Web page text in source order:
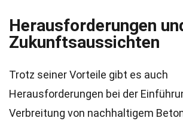
Herausforderungen
Zukunftsaussichten
Trotz seiner Vorteile gibt es auch
Herausforderungen bei der
Verbreitung von nachhaltigem